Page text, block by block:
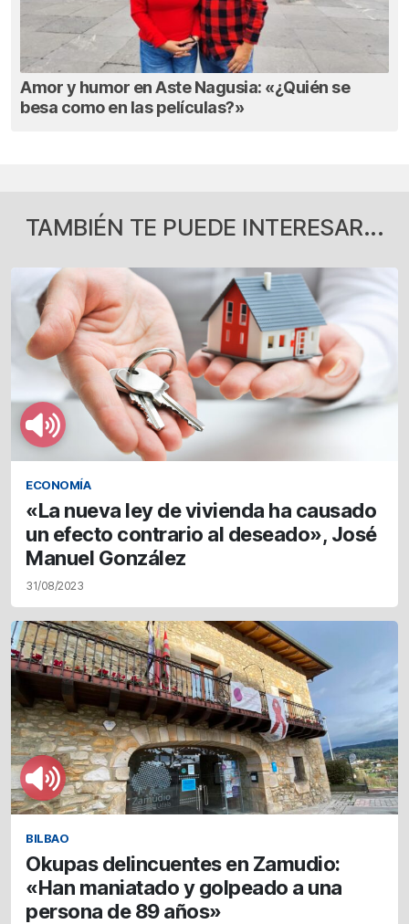
Amor y humor en Aste Nagusia: «¿Quién se
besa como en las películas?»
TAMBIÉN TE PUEDE INTERESAR...
ECONOMÍA
«La nueva ley de vivienda ha causado
un efecto contrario al deseado», José
Manuel González
31/08/2023
BILBAO
Okupas delincuentes en Zamudio:
«Han maniatado y golpeado a una
persona de 89 años»